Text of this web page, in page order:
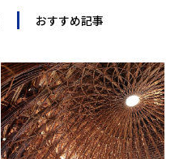
おすすめ記事